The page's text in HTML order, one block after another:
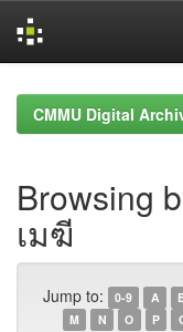
navigationCMMU Digital
Browsing
เมฆี
Jump to: 0-9 A
M
N O P